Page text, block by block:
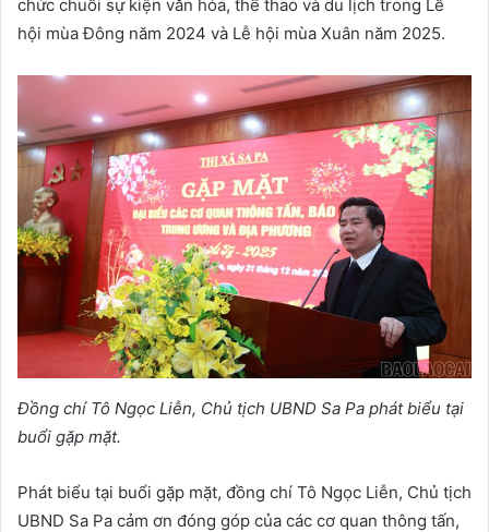
chức chuỗi sự kiện văn hóa, thể thao và du lịch trong Lễ
hội mùa Đông năm 2024 và Lễ hội mùa Xuân năm 2025.
Đồng chí Tô Ngọc Liễn, Chủ tịch UBND Sa Pa phát biểu tại
buổi gặp mặt.
Phát biểu tại buổi gặp mặt, đồng chí Tô Ngọc Liễn, Chủ tịch
UBND Sa Pa cảm ơn đóng góp của các cơ quan thông tấn,